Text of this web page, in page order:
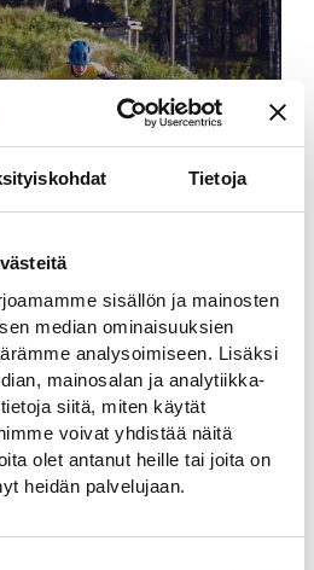
Tietoja
sisällön ja mainosten
median ominaisuuksien
analysoimiseen. Lisäksi
mainosalan ja analytiikka-
siitä, miten käytät
voivat yhdistää näitä
olet antanut heille tai joita on
heidän palvelujaan.
PUMPTRACK
kostenlos verfügbar
SKATEPARK
von lokalen